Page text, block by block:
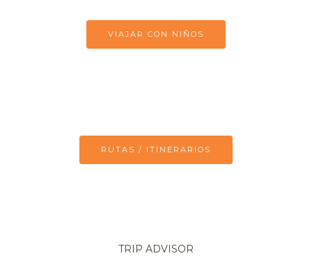
VIAJAR CON NIÑOS
RUTAS / ITINERARIOS
TRIP ADVISOR